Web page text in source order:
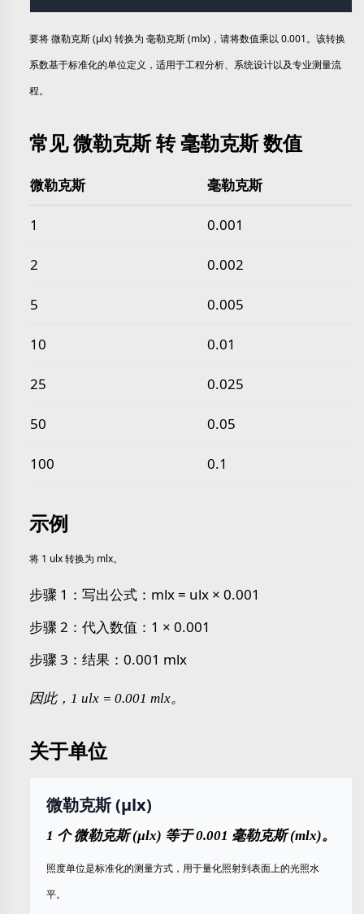
要将 微勒克斯 (µlx) 转换为 毫勒克斯 (mlx)，请将数值乘以 0.001。该转换
系数基于标准化的单位定义，适用于工程分析、系统设计以及专业测量流
程。
常见 微勒克斯 转 毫勒克斯 数值
常见 微勒克斯 转 毫勒克斯 数值
微勒克斯 毫勒克斯
1 0.001
2 0.002
5 0.005
10 0.01
25 0.025
50 0.05
100 0.1
示例
将 1 ulx 转换为 mlx。
步骤 1：写出公式：mlx = ulx × 0.001
步骤 2：代入数值：1 × 0.001
步骤 3：结果：0.001 mlx
因此，1 ulx = 0.001 mlx。
关于单位
微勒克斯 (µlx)
1 个 微勒克斯 (µlx) 等于 0.001 毫勒克斯 (mlx)。
照度单位是标准化的测量方式，用于量化照射到表面上的光照水
平。